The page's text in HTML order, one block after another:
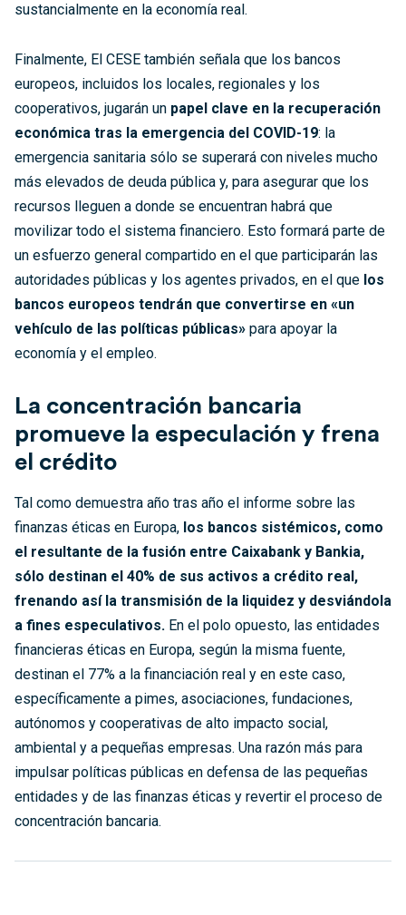
sustancialmente en la economía real.
Finalmente, El CESE también señala que los bancos
europeos, incluidos los locales, regionales y los
cooperativos, jugarán un papel clave en la recuperación
económica tras la emergencia del COVID-19: la
emergencia sanitaria sólo se superará con niveles mucho
más elevados de deuda pública y, para asegurar que los
recursos lleguen a donde se encuentran habrá que
movilizar todo el sistema financiero. Esto formará parte de
un esfuerzo general compartido en el que participarán las
autoridades públicas y los agentes privados, en el que los
bancos europeos tendrán que convertirse en «un
vehículo de las políticas públicas» para apoyar la
economía y el empleo.
La concentración bancaria
promueve la especulación y frena
el crédito
Tal como demuestra año tras año el informe sobre las
finanzas éticas en Europa, los bancos sistémicos, como
el resultante de la fusión entre Caixabank y Bankia,
sólo destinan el 40% de sus activos a crédito real,
frenando así la transmisión de la liquidez y desviándola
a fines especulativos. En el polo opuesto, las entidades
financieras éticas en Europa, según la misma fuente,
destinan el 77% a la financiación real y en este caso,
específicamente a pimes, asociaciones, fundaciones,
autónomos y cooperativas de alto impacto social,
ambiental y a pequeñas empresas. Una razón más para
impulsar políticas públicas en defensa de las pequeñas
entidades y de las finanzas éticas y revertir el proceso de
concentración bancaria.